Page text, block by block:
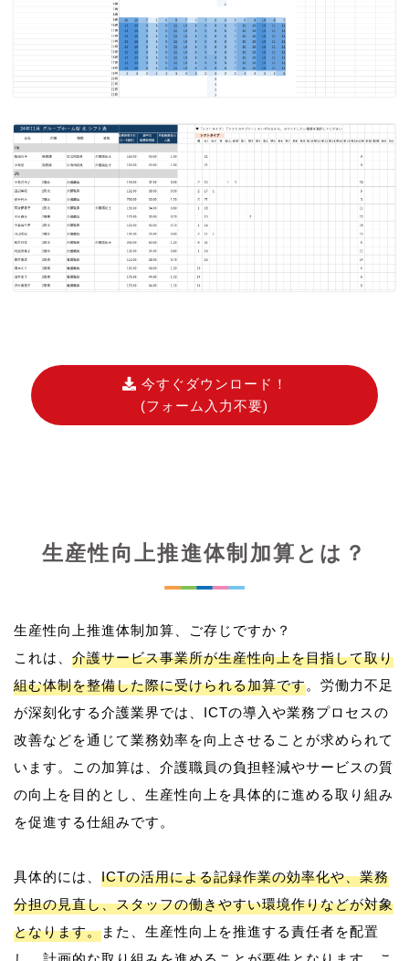
今すぐダウンロード！
(フォーム入力不要)
生産性向上推進体制加算とは？
生産性向上推進体制加算、ご存じですか？
これは、 介護サービス事業所が生産性向上を目指して取り
組む体制を整備した際に受けられる加算です。労働力不足
が深刻化する介護業界では、ICTの導入や業務プロセスの
改善などを通じて業務効率を向上させることが求められて
います。この加算は、介護職員の負担軽減やサービスの質
の向上を目的とし、生産性向上を具体的に進める取り組み
を促進する仕組みです。
具体的には、 ICTの活用による記録作業の効率化や、業務
分担の見直し、スタッフの働きやすい環境作りなどが対象
となります。また、生産性向上を推進する責任者を配置